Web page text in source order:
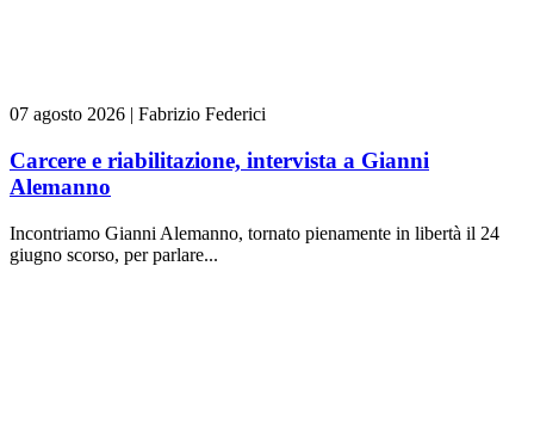
07 agosto 2026 | Fabrizio Federici
Carcere e riabilitazione, intervista a Gianni
Alemanno
Incontriamo Gianni Alemanno, tornato pienamente in libertà il 24
giugno scorso, per parlare...